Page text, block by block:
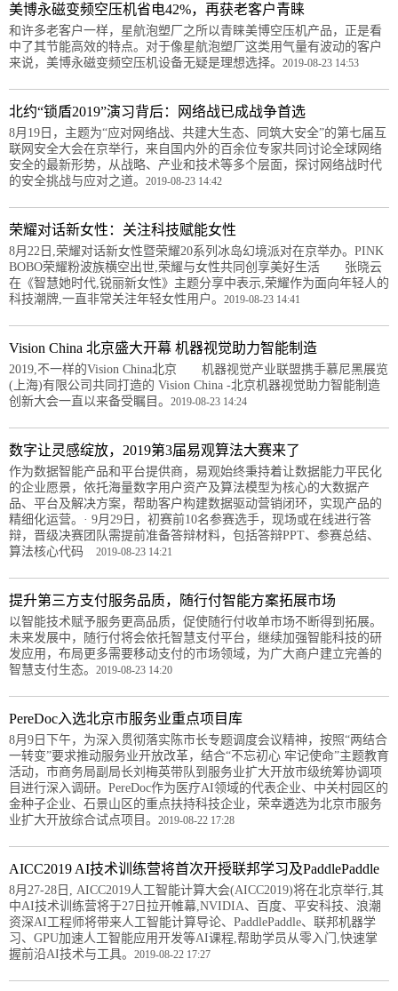
美博永磁变频空压机省电42%，再获老客户青睐
和许多老客户一样，星航泡塑厂之所以青睐美博空压机产品，正是看
中了其节能高效的特点。对于像星航泡塑厂这类用气量有波动的客户
来说，美博永磁变频空压机设备无疑是理想选择。 2019-08-23 14:53
北约“锁盾2019”演习背后：网络战已成战争首选
8月19日，主题为“应对网络战、共建大生态、同筑大安全”的第七届互
联网安全大会在京举行，来自国内外的百余位专家共同讨论全球网络
安全的最新形势，从战略、产业和技术等多个层面，探讨网络战时代
的安全挑战与应对之道。 2019-08-23 14:42
荣耀对话新女性：关注科技赋能女性
8月22日,荣耀对话新女性暨荣耀20系列冰岛幻境派对在京举办。PINK
BOBO荣耀粉波族横空出世,荣耀与女性共同创享美好生活 张晓云
在《智慧她时代,锐丽新女性》主题分享中表示,荣耀作为面向年轻人的
科技潮牌,一直非常关注年轻女性用户。 2019-08-23 14:41
Vision China 北京盛大开幕 机器视觉助力智能制造
2019,不一样的Vision China北京 机器视觉产业联盟携手慕尼黑展览
(上海)有限公司共同打造的 Vision China -北京机器视觉助力智能制造
创新大会一直以来备受瞩目。 2019-08-23 14:24
数字让灵感绽放，2019第3届易观算法大赛来了
作为数据智能产品和平台提供商，易观始终秉持着让数据能力平民化
的企业愿景，依托海量数字用户资产及算法模型为核心的大数据产
品、平台及解决方案，帮助客户构建数据驱动营销闭环，实现产品的
精细化运营。· 9月29日，初赛前10名参赛选手，现场或在线进行答
辩，晋级决赛团队需提前准备答辩材料，包括答辩PPT、参赛总结、
算法核心代码 2019-08-23 14:21
提升第三方支付服务品质，随行付智能方案拓展市场
以智能技术赋予服务更高品质，促使随行付收单市场不断得到拓展。
未来发展中，随行付将会依托智慧支付平台，继续加强智能科技的研
发应用，布局更多需要移动支付的市场领域，为广大商户建立完善的
智慧支付生态。 2019-08-23 14:20
PereDoc入选北京市服务业重点项目库
8月9日下午，为深入贯彻落实陈市长专题调度会议精神，按照“两结合
一转变”要求推动服务业开放改革，结合“不忘初心 牢记使命”主题教育
活动，市商务局副局长刘梅英带队到服务业扩大开放市级统筹协调项
目进行深入调研。PereDoc作为医疗AI领域的代表企业、中关村园区的
金种子企业、石景山区的重点扶持科技企业，荣幸遴选为北京市服务
业扩大开放综合试点项目。 2019-08-22 17:28
AICC2019 AI技术训练营将首次开授联邦学习及PaddlePaddle
8月27-28日, AICC2019人工智能计算大会(AICC2019)将在北京举行,其
中AI技术训练营将于27日拉开帷幕,NVIDIA、百度、平安科技、浪潮
资深AI工程师将带来人工智能计算导论、PaddlePaddle、联邦机器学
习、GPU加速人工智能应用开发等AI课程,帮助学员从零入门,快速掌
握前沿AI技术与工具。 2019-08-22 17:27